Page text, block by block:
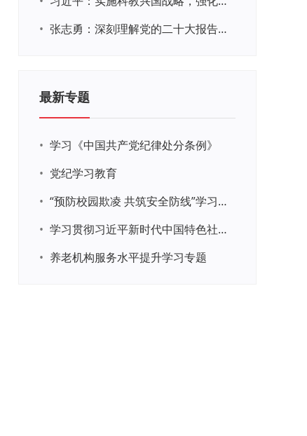
•
张志勇：深刻理解党的二十大报告关于教育的新思想、新战略、新要求
最新专题
• 学习《中国共产党纪律处分条例》
• 党纪学习教育
•
“预防校园欺凌 共筑安全防线”学习专题
•
学习贯彻习近平新时代中国特色社会主义思想主题教育
• 养老机构服务水平提升学习专题